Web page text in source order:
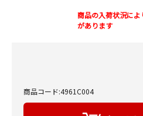
商品の入荷状況に
があります
商品コード:4961C004